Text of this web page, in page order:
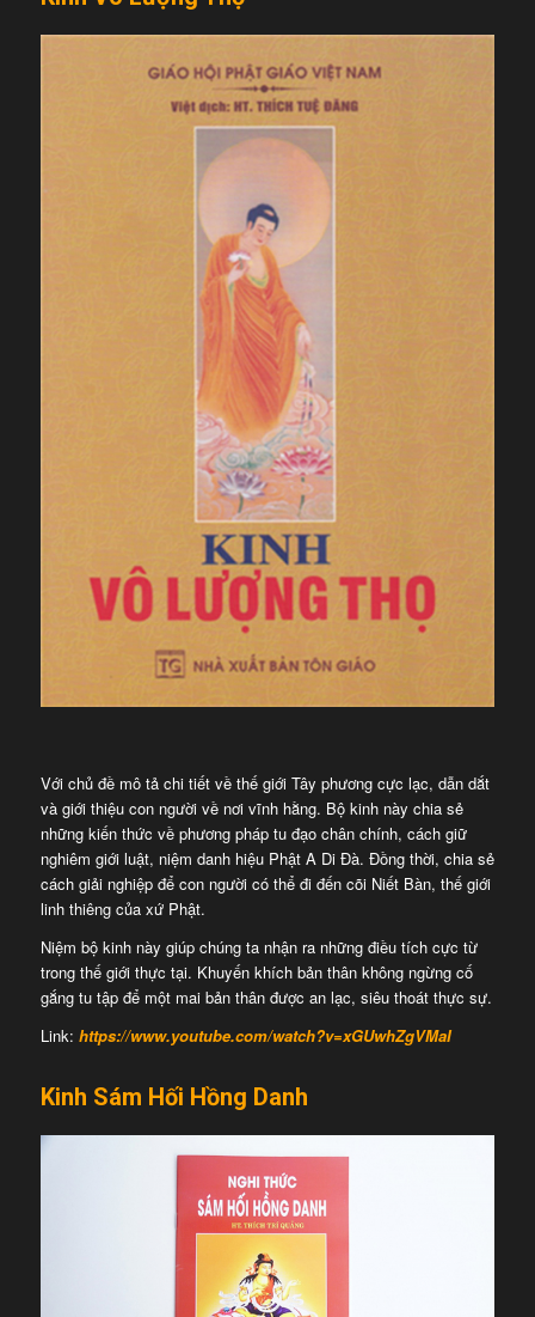
Với chủ đề mô tả chi tiết về thế giới Tây phương cực lạc, dẫn dắt
và giới thiệu con người về nơi vĩnh hằng. Bộ kinh này chia sẻ
những kiến thức về phương pháp tu đạo chân chính, cách giữ
nghiêm giới luật, niệm danh hiệu Phật A Di Đà. Đồng thời, chia sẻ
cách giải nghiệp để con người có thể đi đến cõi Niết Bàn, thế giới
linh thiêng của xứ Phật.
Niệm bộ kinh này giúp chúng ta nhận ra những điều tích cực từ
trong thế giới thực tại. Khuyến khích bản thân không ngừng cố
gắng tu tập để một mai bản thân được an lạc, siêu thoát thực sự.
Link: https://www.youtube.com/watch?v=xGUwhZgVMaI
Kinh Sám Hối Hồng Danh